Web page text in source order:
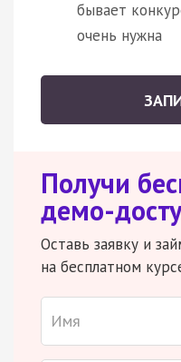
бывает
очень нужна
Получи
демо-
Оставь заявку и
на бесплатном